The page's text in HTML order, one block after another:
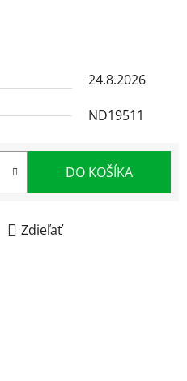
24.8.2026
ND19511
DO KOŠÍKA
Zdieľať